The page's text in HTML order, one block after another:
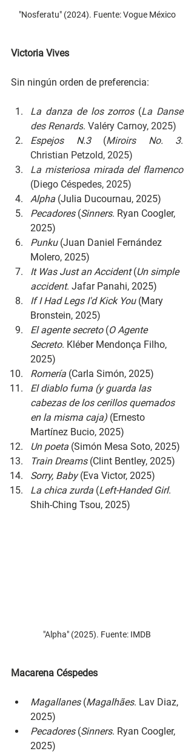
"Nosferatu" (2024). Fuente: Vogue México
Victoria Vives
Sin ningún orden de preferencia:
La danza de los zorros (La Danse
des Renards. Valéry Carnoy, 2025)
Espejos N.3 (Miroirs No. 3.
Christian Petzold, 2025)
La misteriosa mirada del flamenco
(Diego Céspedes, 2025)
Alpha (Julia Ducournau, 2025)
Pecadores (Sinners. Ryan Coogler,
2025)
Punku (Juan Daniel Fernández
Molero, 2025)
It Was Just an Accident (Un simple
accident. Jafar Panahi, 2025)
If I Had Legs I'd Kick You (Mary
Bronstein, 2025)
El agente secreto (O Agente
Secreto. Kléber Mendonça Filho,
2025)
Romería (Carla Simón, 2025)
El diablo fuma (y guarda las
cabezas de los cerillos quemados
en la misma caja) (Ernesto
Martínez Bucio, 2025)
Un poeta (Simón Mesa Soto, 2025)
Train Dreams (Clint Bentley, 2025)
Sorry, Baby (Eva Victor, 2025)
La chica zurda (Left-Handed Girl.
Shih-Ching Tsou, 2025)
"Alpha" (2025). Fuente: IMDB
Macarena Céspedes
Magallanes (Magalhães. Lav Diaz,
2025)
Pecadores (Sinners. Ryan Coogler,
2025)